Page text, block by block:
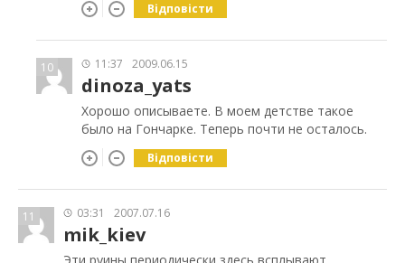
Відповісти
10 11:37 2009.06.15
dinoza_yats
Хорошо описываете. В моем детстве такое
было на Гончарке. Теперь почти не осталось.
Відповісти
11 03:31 2007.07.16
mik_kiev
Эти руины периодически здесь всплывают.